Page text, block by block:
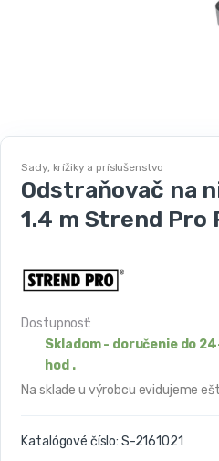
Sady, krížiky a príslušenstvo
Odstraňovač na
1.4 m Strend Pro
Dostupnosť:
Skladom - doručenie do
hod .
Na sklade u výrobcu evidujeme
Katalógové číslo: S-2161021